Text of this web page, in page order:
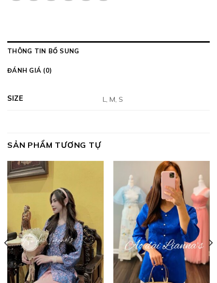
THÔNG TIN BỔ SUNG
ĐÁNH GIÁ (0)
SIZE L, M, S
SẢN PHẨM TƯƠNG TỰ